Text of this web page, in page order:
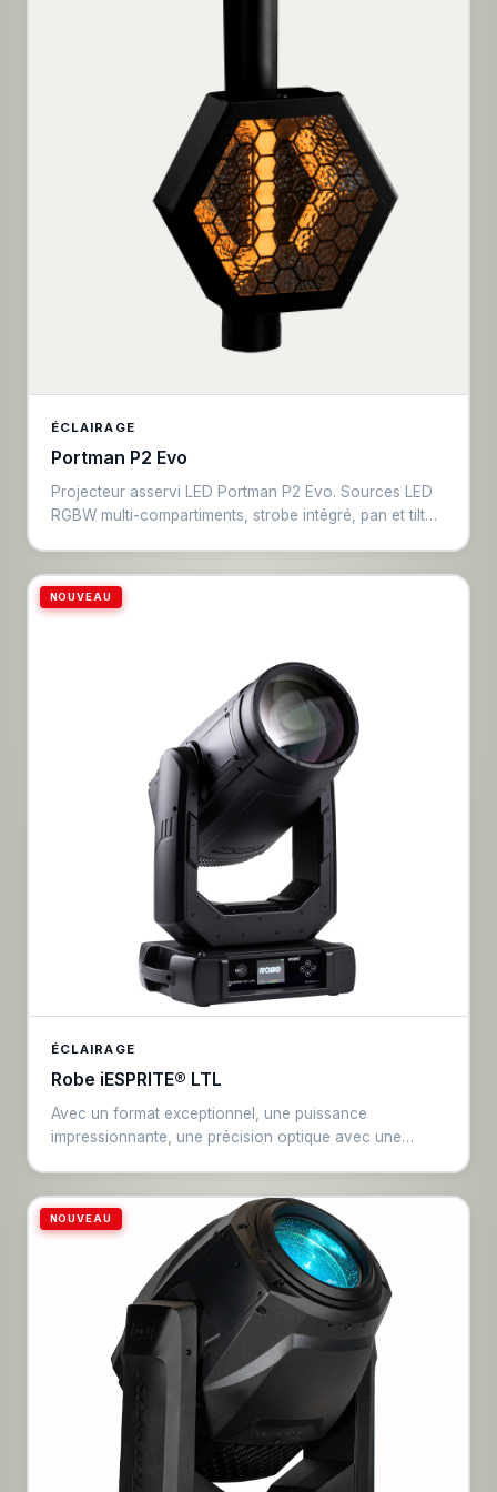
ÉCLAIRAGE
Portman P2 Evo
Projecteur asservi LED Portman P2 Evo. Sources LED
RGBW multi-compartiments, strobe intégré, pan et tilt
productions musicales créatives et événements haut de
gamme.
NOUVEAU
ÉCLAIRAGE
Robe iESPRITE® LTL
Avec un format exceptionnel, une puissance
impressionnante, une précision optique avec une
performances élevées sans occuper un espace
excessif ou surcharger votre structure, avec un poids
de seulement 37,5 kg. L'iESPRITE® LTL WB est
disponible avec un choix de MOTEURS
TRANSFERABLES à LED blanches iSE-TE™ 750W,
brevetés et conformes à la norme IP65. Choisissez
entre le moteur XP (Xtra Performance), qui offre une
température de couleur de 6 700 K, un rendement de
35 000 lm (sphère d'intégration), pour 260 000 lx à 5
m avec un IRC de 70 pour une luminosité maximale ; ou
le moteur HCF (High Colour Fidelity), qui offre une
température de couleur de 6 000 K, un rendement de
22 750 lm (sphère d'intégration), pour un éclairement
NOUVEAU